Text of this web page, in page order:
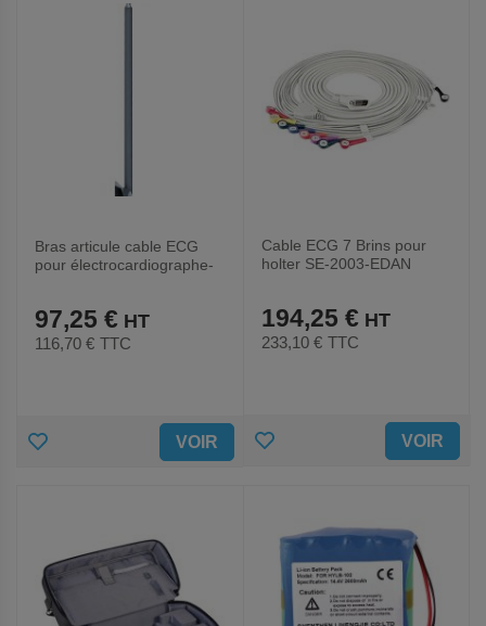
Bras articule cable ECG
pour électrocardiographe-
97,25 €
116,70 € TTC
AJOUTER VOIR
Cable ECG 7 Brins pour
holter SE-2003-EDAN
194,25 €
233,10 € TTC
AJOUTER VOIR